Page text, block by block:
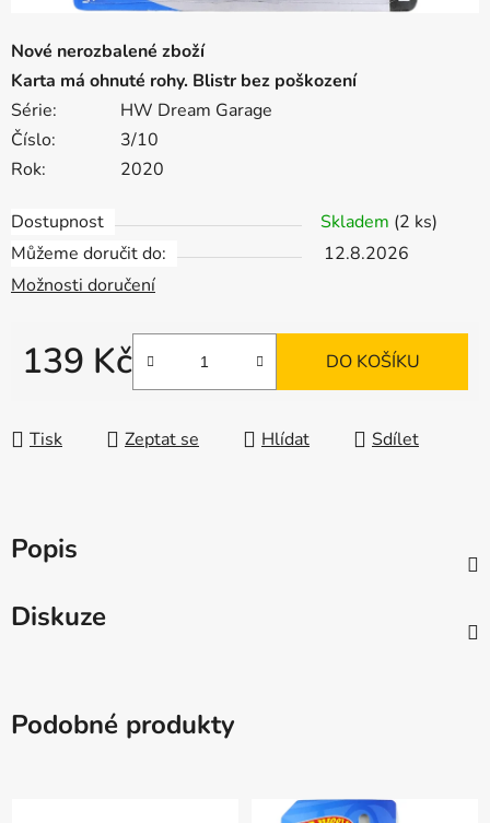
Nové nerozbalené zboží
Karta má ohnuté rohy. Blistr bez poškození
Série:
HW Dream Garage
Číslo:
3/10
Rok:
2020
Dostupnost Skladem (2 ks)
Můžeme doručit do:
12.8.2026
Možnosti doručení
139 Kč DO KOŠÍKU
Tisk Zeptat se Hlídat Sdílet
Popis
Diskuze
Podobné produkty